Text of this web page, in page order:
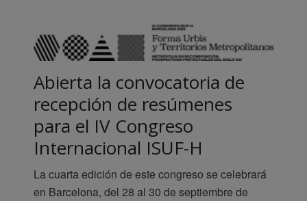
Abierta la convocatoria de
recepción de resúmenes
para el IV Congreso
Internacional ISUF-H
La cuarta edición de este congreso se celebrará
en Barcelona, del 28 al 30 de septiembre de